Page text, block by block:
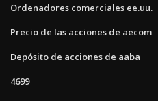
Ordenadores comerciales ee.uu.
Precio de las acciones de aecom
Depósito de acciones de aaba
4699